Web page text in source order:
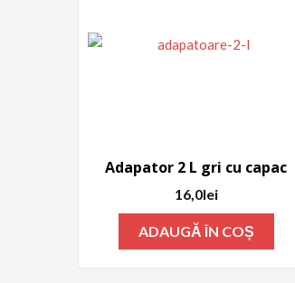
Adapator 2 L gri cu capac
16,0lei
ADAUGĂ ÎN COȘ